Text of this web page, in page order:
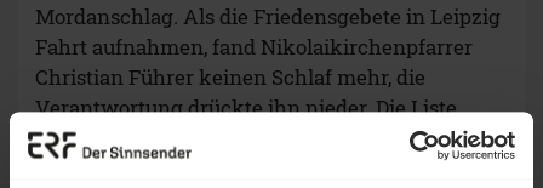
Mordanschlag. Als die Friedensgebete in Leipzig
Fahrt aufnahmen, fand Nikolaikirchenpfarrer
Christian Führer keinen Schlaf mehr, die
Verantwortung drückte ihn nieder. Die Liste
ließe sich endlos fortsetzen. Sie alle hatten den
Mut, eine unbequeme Wahl zu treffen – und